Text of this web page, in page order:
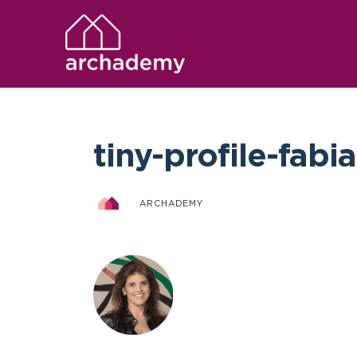
tiny-profile-
ARCHADEMY